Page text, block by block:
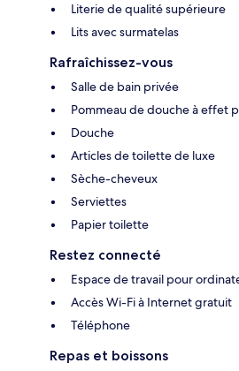
Literie de qualité supérieure
Lits avec surmatelas
Rafraîchissez-vous
Salle de bain privée
Pommeau de douche à effet
Douche
Articles de toilette de luxe
Sèche-cheveux
Serviettes
Papier toilette
Restez connecté
Espace de travail pour
Accès Wi-Fi à Internet gratuit
Téléphone
Repas et boissons